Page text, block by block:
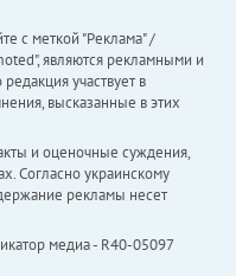
с меткой "Реклама" /
являются рекламными и
участвует в
высказанные в этих
и оценочные суждения,
Согласно украинскому
рекламы несет
медиа - R40-05097